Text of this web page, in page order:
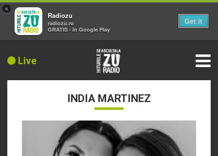
Live
INDIA MARTINEZ
×
Radiozu
radiozu.ro
GRATIS - In Google Play
Get it